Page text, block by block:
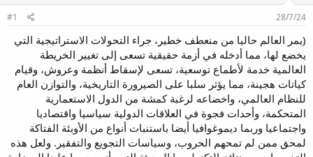
م
و
ع
ء
28/7/24
#1
(يمر العالم حاليا من منعطف خطير، جراء التحولات الاستراتيجية التي
يخضع لها، مما أدخله في أزمة حقيقية تسعى إلى تغيير الخريطة
العالمية خدمة لأطماع توسعية، تسعى لإسقاط أنظمة وعروش، وقيام
كياتات هجينة، مما يؤثر سلبا على الصيرورة التاريخية، والتوازن العام
للنظام العالمي، واخضاعه لرغبة كمشة من الدول الاستعمارية
المتحكمة، وأحدات فجوة في العلاقات الدولية سياسيا واقتصاديا
واجتماعيا وربما ديموغوافيا أيضا باستنبات أنواع من الأوبئة الفتاكة
لمحق ممن لم تمحهم الحروب، وسياسات التجويع والتفقير. ولعل هذه